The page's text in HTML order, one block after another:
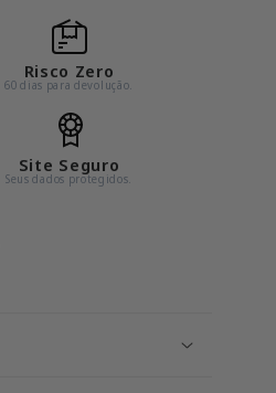
Risco Zero
60 dias para devolução.
Site Seguro
Seus dados protegidos.